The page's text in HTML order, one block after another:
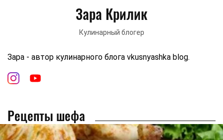
Зара Крилик
Кулинарный блогер
Зара - автор кулинарного блога vkusnyashka blog.
Рецепты шефа